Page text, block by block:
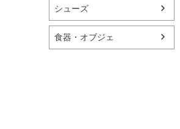
シューズ
食器・オブジェ